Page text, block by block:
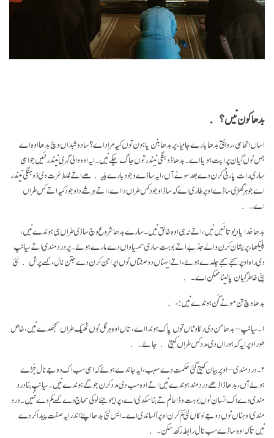
بدھا کون نیں؟
اساں اتحاسی، روائتی بدھا بارے جانیا، پر بدھا بنن یا ہون توں کیہ مراد اے؟ سادہ شبداں وچ بدھا اوہ اے
جس نوں گیان پراپت ہویا اے۔ بدھا ڈوہنگی نیندر توں جاگ چکے نیں۔ ایہ اوہ والی گہری نیندر نئیں جو اسی
ساری رات پارٹی کرن دے بعد سونے آں، ایہ ساڈے وجود بارے پلیکھے اتے غلط سُرت دی ڈوہنگی نیندر
اے جو ہر گھڑی ساڈے اوپر طاری اے کہ ساڈا وجود کس طراں دا اے، اتے ہر شے دا وجود کیہ اتے کس طراں
اے۔
بدھا خدا یا دیوتا نئیں نیں، اتے نہ ہی اوہ خالق نیں۔ سارے بدھا شروع وچ ساڈی طراں ہی ہوندے نیں،
پلیکھا، پریشان کرن والے جذبے اتے بوہت ساری سمسیاواں دے مارے ہوئے۔ پر درد مندی اتے سیانپ
دی راہ اوپر سہجے سہجے چلدے ہوئے، اتے ایہناں دو صفتاں نوں اپراجن کرن دے جتن نال، کسے پرش لئی
اپنی خاطر گیان پا لینا ممکن اے۔
بدھا وچ تن موٹے گُن ہوندے نیں: -
۱۔ سیانپ– بدھا من دی رکاوٹاں توں پاک ہوندا اے، تاں اوہ ہر گل نوں ٹھیک طراں سمجھدے نیں، خاص
طور اوپر ایہ کہ ہوراں دی مدد کس طراں کیتی جائے۔
۲۔ درد مندی – اوپر بیان کیتی گئی حکمت دے سبب، ایہ جاندے ہوئے کہ اسی سب اک دوجے نال جُڑے
ہوئے آں، بدھا ڈاڈھے درد مند ہوندے نیں اتے اوہ سب دی مدد کرن جوگے ہوندے نیں۔ سیانپ بنا درد
مندی دے اک انسان نوں بوہت وڈا عالم تے بنا سکدی اے، پر ایہو جئے لوکی سماج دے کسے کم دے نئیں۔ درد
مندی اوہناں نوں دوجے لوکاں لئی کم کرن اوپر اکساندی اے۔ ایس لئی بدھا اپنے اندر ایہ صفت پیدا کردے
نیں تا کہ اوہ ساڈے سب نال رابطہ رکھ سکن۔